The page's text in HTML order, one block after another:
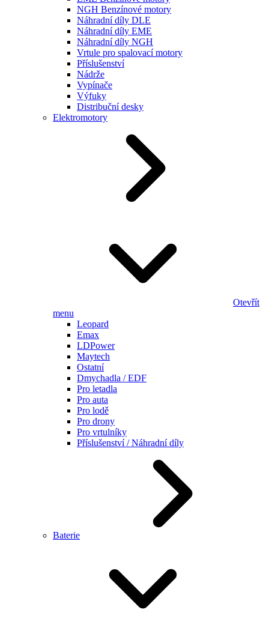
NGH Benzínové motory
Náhradní díly DLE
Náhradní díly EME
Náhradní díly NGH
Vrtule pro spalovací motory
Příslušenství
Nádrže
Vypínače
Výfuky
Distribuční desky
Elektromotory
Otevřít
menu
Leopard
Emax
LDPower
Maytech
Ostatní
Dmychadla / EDF
Pro letadla
Pro auta
Pro lodě
Pro drony
Pro vrtulníky
Příslušenství / Náhradní díly
Baterie